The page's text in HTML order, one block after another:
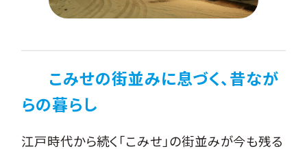
こみせの街並みに息づく、昔なが
らの暮らし
江戸時代から続く「こみせ」の街並みが今も残る